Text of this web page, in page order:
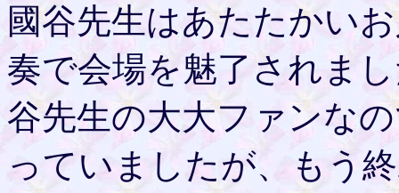
國谷先生はあたたかい
奏で会場を魅了されま
谷先生の大大ファンな
っていましたが、もう